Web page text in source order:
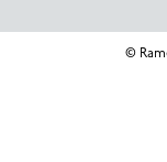
©